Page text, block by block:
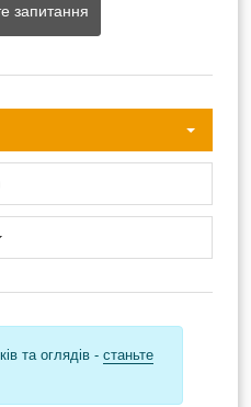
запитання
та оглядів - станьте